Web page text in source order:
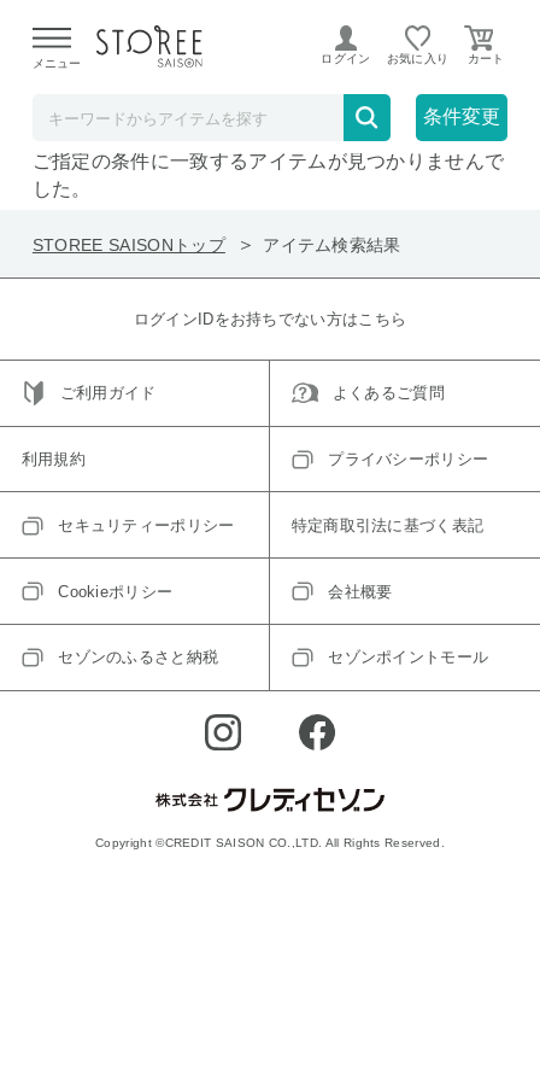
よる配送遅延が発生しております。
メニュー ログイン お気に入り
条件変更
在庫なしも表示 セール対象のみ
ご指定の条件に一致するアイテムが見つかりませんで
した。
STOREE SAISONトップ アイテム検索結果
ログインIDをお持ちでない方はこちら
ご利用ガイド よくあるご質問
利用規約 プライバシーポリシー
セキュリティーポリシー 特定商取引法に基づく表記
Cookieポリシー 会社概要
セゾンのふるさと納税 セゾンポイントモール
Copyright ©CREDIT SAISON CO.,LTD. All Rights Reserved.